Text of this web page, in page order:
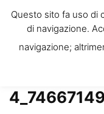
Il blog
Home
Andrea, sei anni
Questo sito fa uso di
di navigazione.
navigazione;